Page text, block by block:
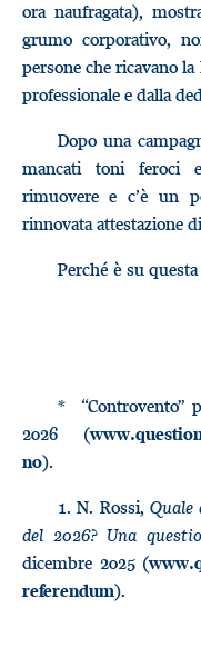
ora naufragata),
grumo corporativo,
persone che ricavano
professionale e dalla
Dopo una
mancati toni feroci
rimuovere e c’è un
rinnovata attestazione
Perché è su
* “Controvento”
2026 (
no).
1. N. Rossi, Quale
del 2026? Una
dicembre 2025 (
referendum).